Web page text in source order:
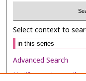
Select context to
Advanced Search
Notify me via email